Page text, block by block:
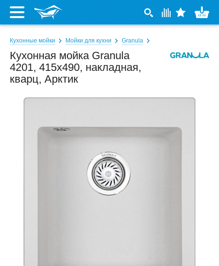
Кухонные мойки Мойки для кухни Granula
Кухонная мойка Granula
4201, 415x490, накладная,
кварц, Арктик